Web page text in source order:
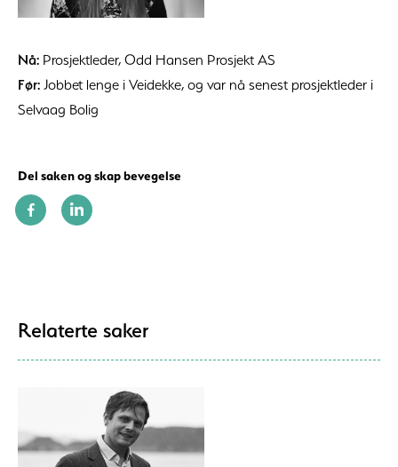
Nå: Prosjektleder, Odd Hansen Prosjekt AS
Før: Jobbet lenge i Veidekke, og var nå senest prosjektleder i
Selvaag Bolig
Del saken og skap bevegelse
Relaterte saker